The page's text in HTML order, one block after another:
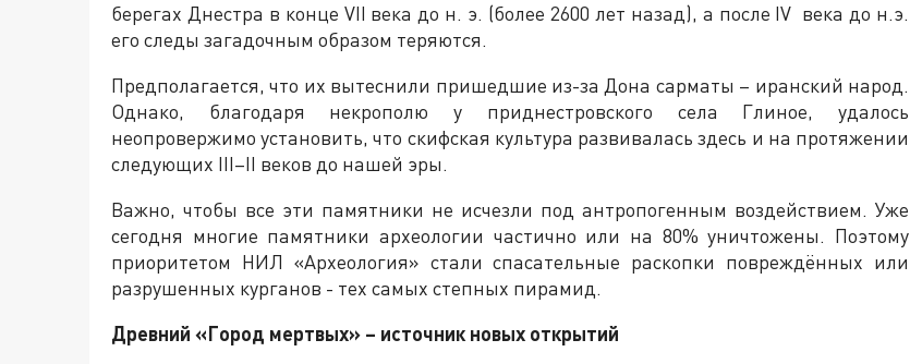
берегах Днестра в конце VII века до н. э. (более 2600 лет назад), а после IV века до н.э.
его следы загадочным образом теряются.
Предполагается, что их вытеснили пришедшие из-за Дона сарматы – иранский народ.
Однако, благодаря некрополю у приднестровского села Глиное, удалось
неопровержимо установить, что скифская культура развивалась здесь и на протяжении
следующих III–II веков до нашей эры.
Важно, чтобы все эти памятники не исчезли под антропогенным воздействием. Уже
сегодня многие памятники археологии частично или на 80% уничтожены. Поэтому
приоритетом НИЛ «Археология» стали спасательные раскопки повреждённых или
разрушенных курганов - тех самых степных пирамид.
Древний «Город мертвых» – источник новых открытий